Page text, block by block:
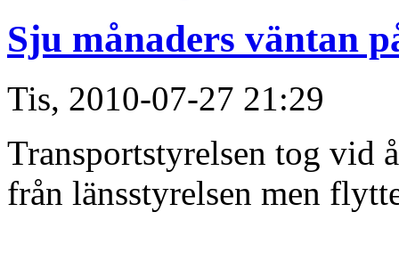
Sju månaders väntan
Tis, 2010-07-27 21:29
Transportstyrelsen tog vid
från länsstyrelsen men